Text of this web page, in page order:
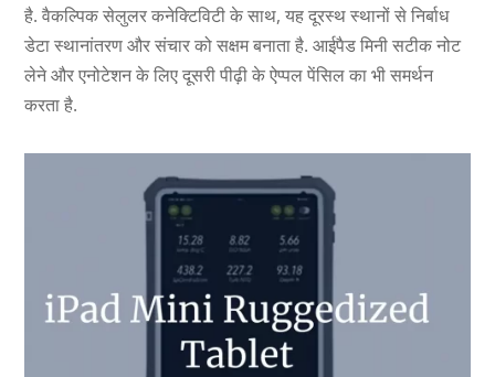
है. वैकल्पिक सेलुलर कनेक्टिविटी के साथ, यह दूरस्थ स्थानों से निर्बाध
डेटा स्थानांतरण और संचार को सक्षम बनाता है. आईपैड मिनी सटीक नोट
लेने और एनोटेशन के लिए दूसरी पीढ़ी के ऐप्पल पेंसिल का भी समर्थन
करता है.